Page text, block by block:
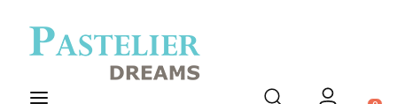
Otwórz wyszukiwarkę